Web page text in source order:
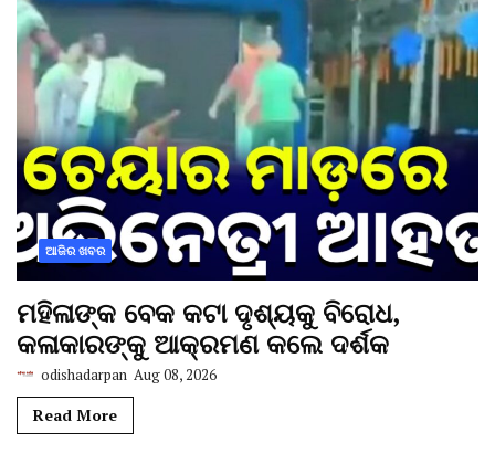
ଆଜିର ଖବର
ମହିଳାଙ୍କ ବେକ କଟା ଦୃଶ୍ୟକୁ ବିରୋଧ,
କଳାକାରଙ୍କୁ ଆକ୍ରମଣ କଲେ ଦର୍ଶକ
odishadarpan Aug 08, 2026
Read More